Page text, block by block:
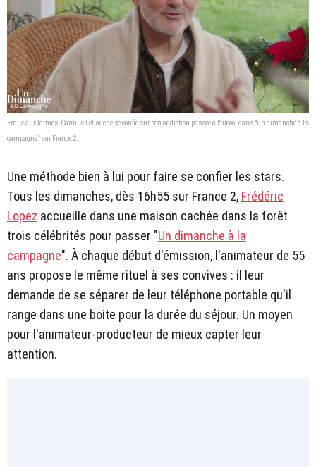
Emue aux larmes, Camille Lellouche se confie sur son addiction passée à l'alcool dans "un dimanche à la
campagne" sur France 2.
Une méthode bien à lui pour faire se confier les stars.
Tous les dimanches, dès 16h55 sur France 2, Frédéric
Lopez accueille dans une maison cachée dans la forêt
trois célébrités pour passer "Un dimanche à la
campagne". À chaque début d'émission, l'animateur de 55
ans propose le même rituel à ses convives : il leur
demande de se séparer de leur téléphone portable qu'il
range dans une boite pour la durée du séjour. Un moyen
pour l'animateur-producteur de mieux capter leur
attention.